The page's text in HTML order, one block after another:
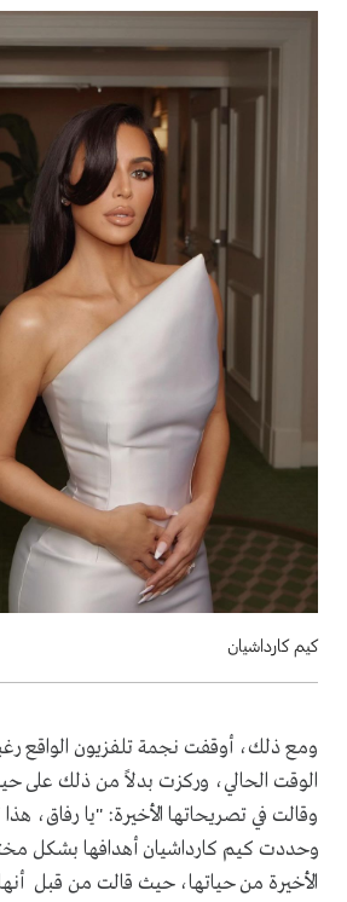
كيم كارداشيان
ومع ذلك، أوقفت نجمة تلفزيون الواقع
الوقت الحالي، وركزت بدلاً من ذلك على
وقالت في تصريحاتها الأخيرة: "يا رفاق،
وحددت كيم كارداشيان أهدافها بشكل
الأخيرة من حياتها، حيث قالت من قبل